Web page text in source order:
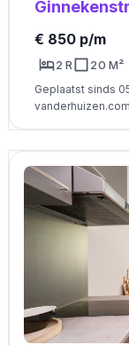
€ 850 p/m
2 R 20 M²
Geplaatst sinds
vanderhuizen.com